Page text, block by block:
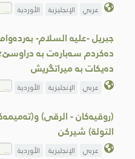
عربي الإنجليزية الأوردية
جبریل -علیه السلام-
دەکردم سەبارەت بە
دەیکات بە میراتگریش
عربي الإنجليزية الأوردية
(روقیەکان - الرقی)
التولة) شیركن
عربي الإنجليزية الأوردية